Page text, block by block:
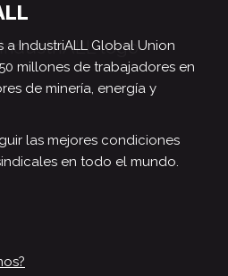
IndustriALL Global Union
millones de trabajadores en
de minería, energía y
las mejores condiciones
en todo el mundo.